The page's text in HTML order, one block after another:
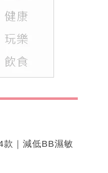
款｜減低BB濕敏